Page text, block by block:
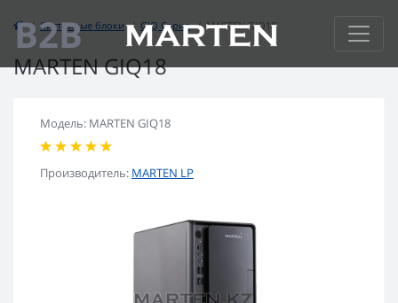
B2B
Системные блоки GIQ Серия МARTEN GIQ18
МARTEN GIQ18
Модель: МARTEN GIQ18
Производитель: MARTEN LP